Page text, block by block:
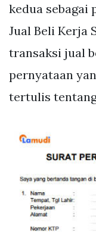
kedua sebagai
Jual Beli Kerja
transaksi jual
pernyataan
tertulis